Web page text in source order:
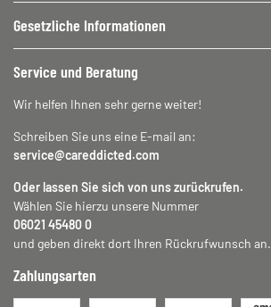
Gesetzliche Informationen
Service und Beratung
Wir helfen Ihnen sehr gerne weiter!
Schreiben Sie uns eine E-mail an:
service@careddicted.com
Oder lassen Sie sich von uns zurückrufen.
Wählen Sie hierzu unsere Nummer
06021 45480 0
und geben direkt dort Ihren Rückrufwunsch an.
Zahlungsarten